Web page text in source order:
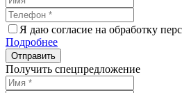
Я даю согласие на обработку
Подробнее
Получить спецпредложение